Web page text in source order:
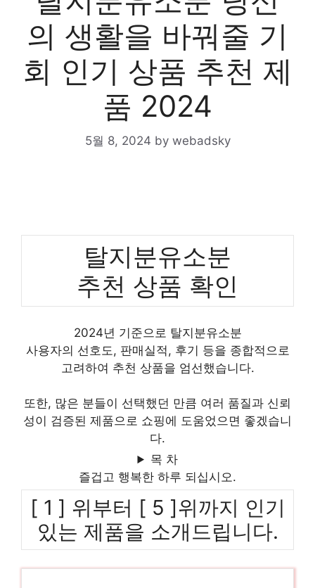
의 생활을 바꿔줄 기
회 인기 상품 추천 제
품 2024
5월 8, 2024 by webadsky
탈지분유소분
추천 상품 확인
2024년 기준으로 탈지분유소분
사용자의 선호도, 판매실적, 후기 등을 종합적으로
고려하여 추천 상품을 엄선했습니다.
또한, 많은 분들이 선택했던 만큼 여러 품질과 신뢰
성이 검증된 제품으로 쇼핑에 도움었으면 좋겠습니
다.
목 차
즐겁고 행복한 하루 되십시오.
[ 1 ] 위부터 [ 5 ]위까지 인기
있는 제품을 소개드립니다.